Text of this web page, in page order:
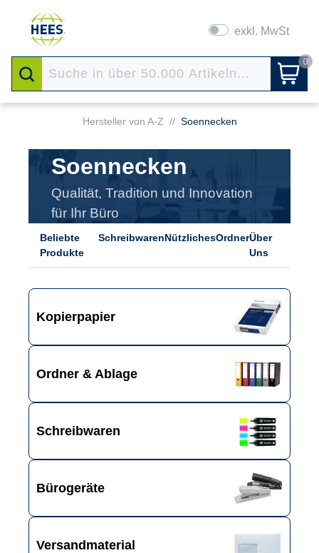
exkl. MwSt
0
Hersteller von A-Z // Soennecken
Soennecken
Qualität, Tradition und Innovation
für Ihr Büro
Beliebte
Produkte
SchreibwarenNützlichesOrdnerÜber
Uns
Kopierpapier
Ordner & Ablage
Schreibwaren
Bürogeräte
Versandmaterial